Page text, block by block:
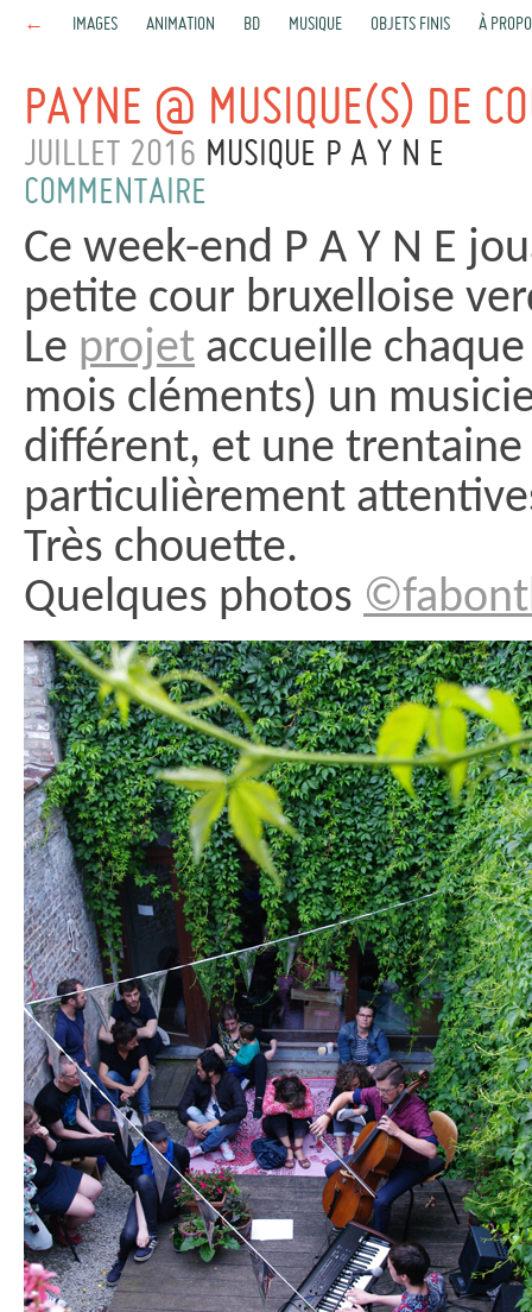
← IMAGES ANIMATION BD MUSIQUE OBJETS FINIS À
PAYNE @ MUSIQUE(S) DE
JUILLET 2016 MUSIQUE P A Y N E
COMMENTAIRE
Ce week-end P A Y N E
petite cour bruxelloise
Le projet accueille
mois cléments) un
différent, et une trentaine
particulièrement
Très chouette.
Quelques photos